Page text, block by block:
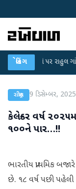
બ્રેકિંગ
પર રાહુલ ગાંધીએ કેન્દ્ર
રાષ્ટ્રીય 9 ડિસેમ્બર, 2025
કેલેન્ડર વર્ષ
૧૦૦ને પાર…!!
ભારતીય પ્રાથમિક
છે. ૧૮ વર્ષ પછી